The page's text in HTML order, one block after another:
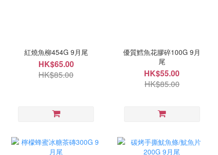
紅燒魚柳454G 9月尾
HK$65.00
HK$85.00
優質鱈魚花膠碎100G 9月
尾
HK$55.00
HK$85.00